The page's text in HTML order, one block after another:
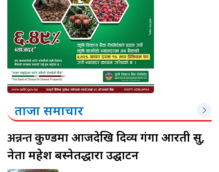
ताजा समाचार
अन्नन्तकुण्डमा आजदेखि दिव्य गंगा आरती सुरु,
नेता महेश बस्नेतद्धारा उद्घाटन